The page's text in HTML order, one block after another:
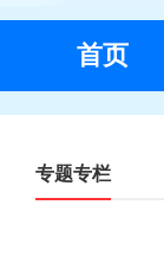
首页
专题专栏